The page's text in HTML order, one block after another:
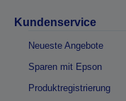
Kundenservice
Neueste Angebote
Sparen mit Epson
Produktregistrierung